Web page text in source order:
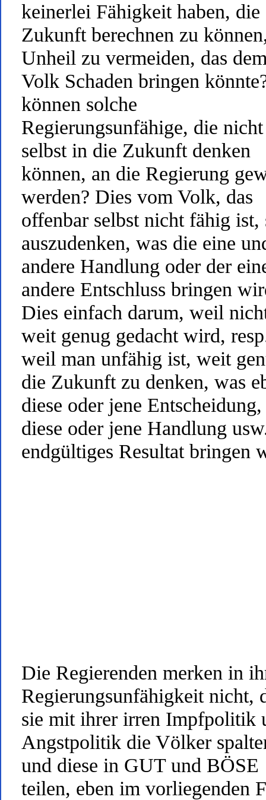
keinerlei Fähigkeit haben, die
Zukunft berechnen zu
Unheil zu vermeiden, das
Volk Schaden bringen
können solche
Regierungsunfähige, die nicht
selbst in die Zukunft denken
können, an die Regierung
werden? Dies vom Volk, das
offenbar selbst nicht fähig ist,
auszudenken, was die eine
andere Handlung oder der
andere Entschluss bringen
Dies einfach darum, weil
weit genug gedacht wird,
weil man unfähig ist, weit
die Zukunft zu denken, was
diese oder jene Entscheidung,
diese oder jene Handlung
endgültiges Resultat bringen
Die Regierenden merken in
Regierungsunfähigkeit nicht,
sie mit ihrer irren Impfpolitik
Angstpolitik die Völker
und diese in GUT und BÖSE
teilen, eben im vorliegenden